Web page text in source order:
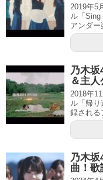
2019年5
ル「
アンダー
乃木坂
＆主
2018年
ル「帰
録される
乃木
曲！歌